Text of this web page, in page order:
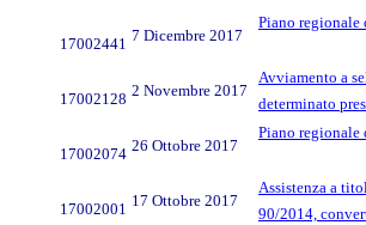
17002441 7 Dicembre 2017
Piano regionale
17002128 2 Novembre 2017
Avviamento a
determinato
17002074 26 Ottobre 2017
Piano
17002001 17 Ottobre 2017
Assistenza a
90/2014,